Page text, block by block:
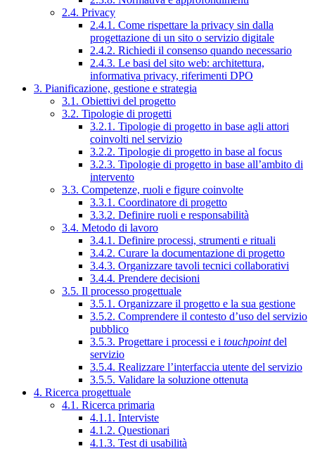
2.4. Privacy
2.4.1. Come rispettare la privacy sin dalla
progettazione di un sito o servizio digitale
2.4.2. Richiedi il consenso quando necessario
2.4.3. Le basi del sito web: architettura,
informativa privacy, riferimenti DPO
3. Pianificazione, gestione e strategia
3.1. Obiettivi del progetto
3.2. Tipologie di progetti
3.2.1. Tipologie di progetto in base agli attori
coinvolti nel servizio
3.2.2. Tipologie di progetto in base al focus
3.2.3. Tipologie di progetto in base all’ambito di
intervento
3.3. Competenze, ruoli e figure coinvolte
3.3.1. Coordinatore di progetto
3.3.2. Definire ruoli e responsabilità
3.4. Metodo di lavoro
3.4.1. Definire processi, strumenti e rituali
3.4.2. Curare la documentazione di progetto
3.4.3. Organizzare tavoli tecnici collaborativi
3.4.4. Prendere decisioni
3.5. Il processo progettuale
3.5.1. Organizzare il progetto e la sua gestione
3.5.2. Comprendere il contesto d’uso del servizio
pubblico
3.5.3. Progettare i processi e i touchpointdel
servizio
3.5.4. Realizzare l’interfaccia utente del servizio
3.5.5. Validare la soluzione ottenuta
4. Ricerca progettuale
4.1. Ricerca primaria
4.1.1. Interviste
4.1.2. Questionari
4.1.3. Test di usabilità